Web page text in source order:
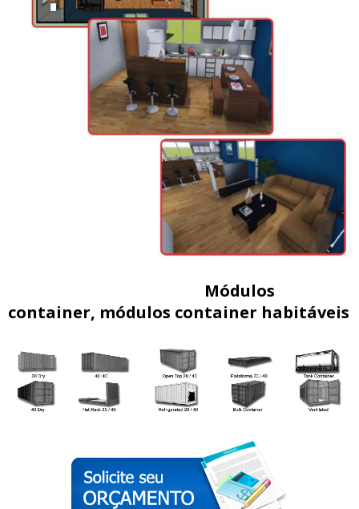
Módulos
container, módulos container habitáveis